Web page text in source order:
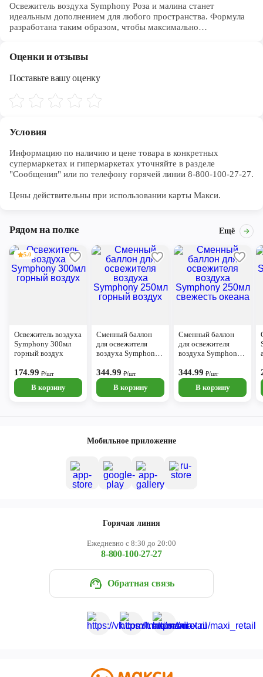
Освежитель воздуха Symphony Роза и малина станет
идеальным дополнением для любого пространства. Формула
разработана таким образом, чтобы максимально
приятными нотами Розы и малины. Спрей распространяет
уюта.
ванная комната или гостиная.
Оценки и отзывы
Поставьте вашу оценку
Условия
Информацию по наличию и цене товара в конкретных
супермаркетах и гипермаркетах уточняйте в разделе
"Сообщения" или по телефону горячей линии 8-800-100-27-27.
Цены действительны при использовании карты Макси.
Рядом на полке Ещё
5.0
Освежитель воздуха
Symphony 300мл
горный воздух
174.99 ₽/шт
В корзину
Сменный баллон
для освежителя
воздуха Symphony
воздух
344.99 ₽/шт
В корзину
Сменный баллон
для освежителя
воздуха Symphony
океана
344.99 ₽/шт
В корзину
Мобильное приложение
Горячая линия
Ежедневно с 8:30 до 20:00
8-800-100-27-27
Обратная связь